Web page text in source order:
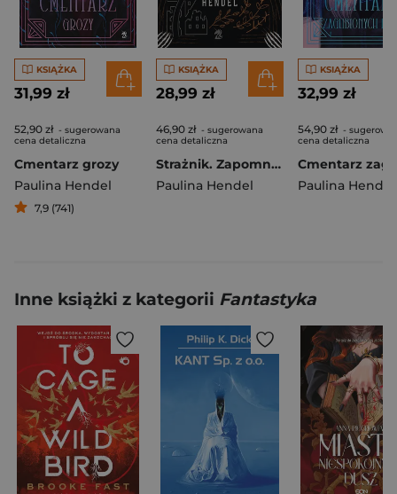
KSIĄŻKA
31,99 zł
52,90 zł - sugerowana
cena detaliczna
Cmentarz grozy
Paulina Hendel
7,9 (741)
KSIĄŻKA
28,99 zł
46,90 zł - sugerowana
cena detaliczna
Strażnik. Zapomniana księga. Tom 1 wyd. 2025
Paulina Hendel
KSIĄŻKA
32,99 zł
54,90 zł -
cena detaliczna
Paulina Hendel
Inne książki z kategorii Fantastyka